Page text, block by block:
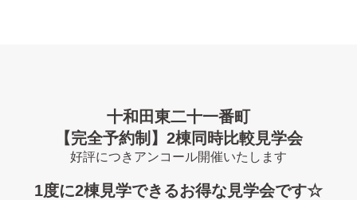
十和田東二十一番町
【完全予約制】2棟同時比較見学会
好評につきアンコール開催いたします
1度に2棟見学できるお得な見学会です☆